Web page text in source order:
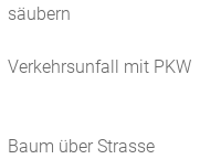
säubern
Verkehrsunfall mit PKW
Baum über Strasse